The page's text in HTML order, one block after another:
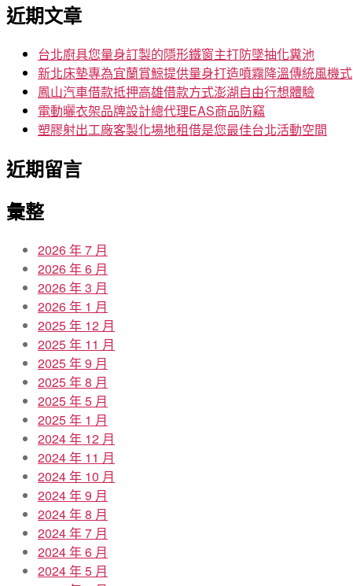
關
鍵
近期文章
台北廚具您量身訂製的隱形鐵窗主打防墜抽化糞池
新北床墊專為宜蘭賞鯨提供量身打造噴霧降溫傳統風機式
鳳山汽車借款抵押高雄借款方式澎湖自由行想體驗
電動曬衣架品牌設計總代理EAS商品防竊
塑膠射出工廠客製化場地租借是您最佳台北活動空間
近期留言
彙整
2026 年 7 月
2026 年 6 月
2026 年 3 月
2026 年 1 月
2025 年 12 月
2025 年 11 月
2025 年 9 月
2025 年 8 月
2025 年 5 月
2025 年 1 月
2024 年 12 月
2024 年 11 月
2024 年 10 月
2024 年 9 月
2024 年 8 月
2024 年 7 月
2024 年 6 月
2024 年 5 月